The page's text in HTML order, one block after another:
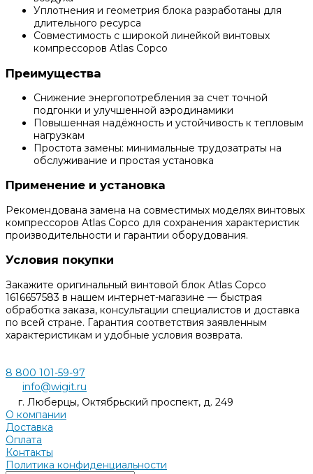
Уплотнения и геометрия блока разработаны для
длительного ресурса
Совместимость с широкой линейкой винтовых
компрессоров Atlas Copco
Преимущества
Снижение энергопотребления за счет точной
подгонки и улучшенной аэродинамики
Повышенная надёжность и устойчивость к тепловым
нагрузкам
Простота замены: минимальные трудозатраты на
обслуживание и простая установка
Применение и установка
Рекомендована замена на совместимых моделях винтовых
компрессоров Atlas Copco для сохранения характеристик
производительности и гарантии оборудования.
Условия покупки
Закажите оригинальный винтовой блок Atlas Copco
1616657583 в нашем интернет-магазине — быстрая
обработка заказа, консультации специалистов и доставка
по всей стране. Гарантия соответствия заявленным
характеристикам и удобные условия возврата.
8 800 101-59-97
info@wigit.ru
г. Люберцы, Октябрьский проспект, д. 249
О компании
Доставка
Оплата
Контакты
Политика конфиденциальности